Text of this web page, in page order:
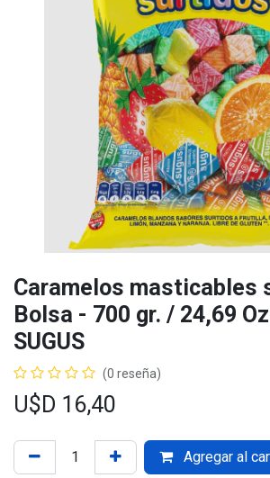
Caramelos masticables
Bolsa - 700 gr. / 24,69
SUGUS
(0 reseña)
U$D 16,40
Agregar al